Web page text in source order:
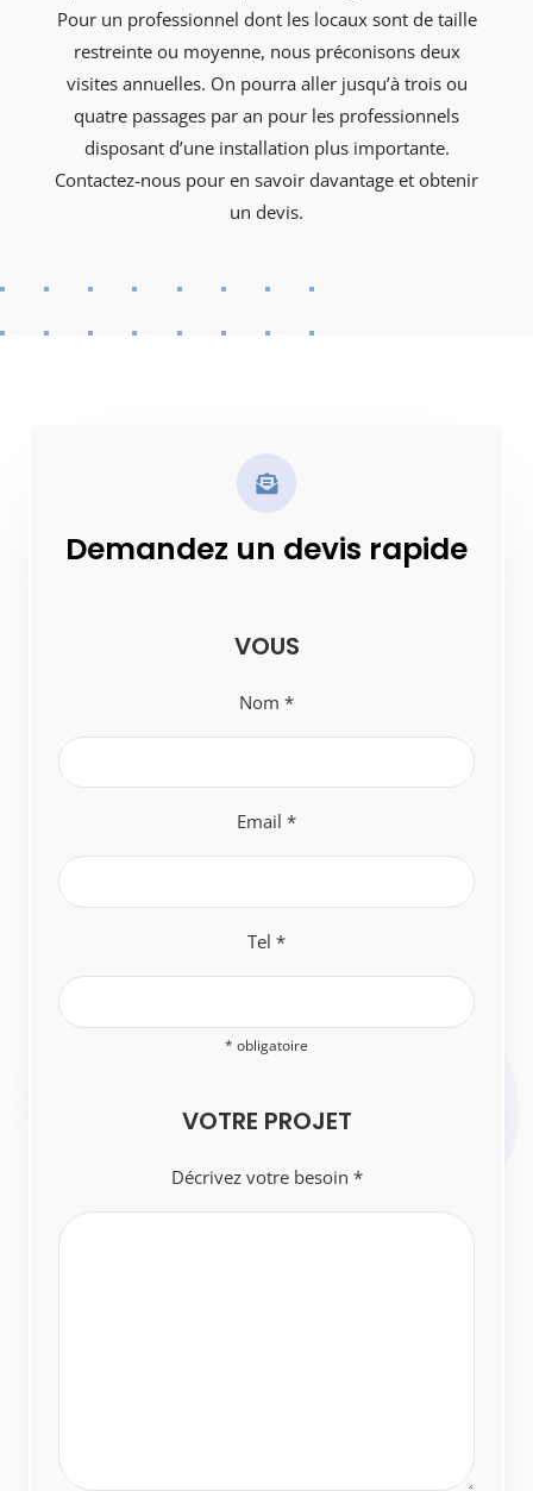
Pour un professionnel dont les locaux sont de taille
restreinte ou moyenne, nous préconisons deux
visites annuelles. On pourra aller jusqu’à trois ou
quatre passages par an pour les professionnels
disposant d’une installation plus importante.
Contactez-nous pour en savoir davantage et obtenir
un devis.
Demandez un devis rapide
VOUS
Nom *
Email *
Tel *
* obligatoire
VOTRE PROJET
Décrivez votre besoin *